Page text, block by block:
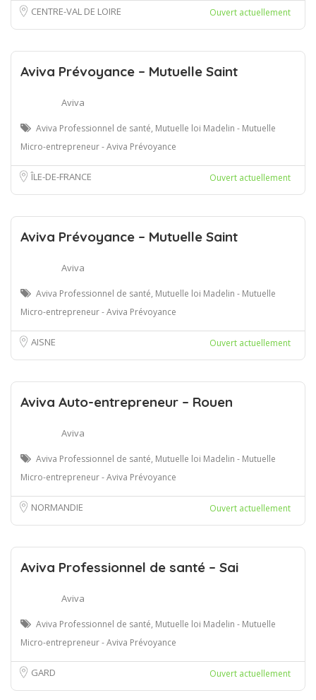
CENTRE-VAL DE LOIRE Ouvert actuellement
Aviva Prévoyance – Mutuelle Saint
Aviva
Aviva Professionnel de santé, Mutuelle loi Madelin - Mutuelle
Micro-entrepreneur - Aviva Prévoyance
ÎLE-DE-FRANCE Ouvert actuellement
Aviva Prévoyance – Mutuelle Saint
Aviva
Aviva Professionnel de santé, Mutuelle loi Madelin - Mutuelle
Micro-entrepreneur - Aviva Prévoyance
AISNE Ouvert actuellement
Aviva Auto-entrepreneur – Rouen
Aviva
Aviva Professionnel de santé, Mutuelle loi Madelin - Mutuelle
Micro-entrepreneur - Aviva Prévoyance
NORMANDIE Ouvert actuellement
Aviva Professionnel de santé – Sai
Aviva
Aviva Professionnel de santé, Mutuelle loi Madelin - Mutuelle
Micro-entrepreneur - Aviva Prévoyance
GARD Ouvert actuellement